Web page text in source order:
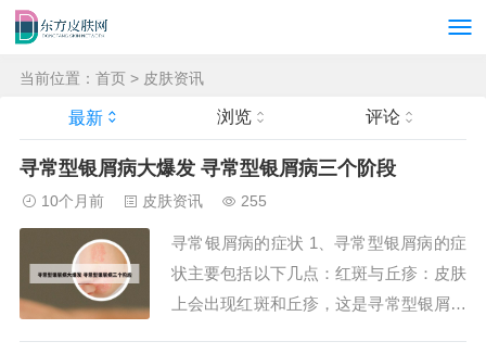
当前位置： 首页 > 皮肤资讯
最新 浏览 评论
寻常型银屑病大爆发 寻常型银屑病三个阶段
10个月前 皮肤资讯 255
寻常银屑病的症状 1、寻常型银屑病的症
状主要包括以下几点：红斑与丘疹：皮肤
上会出现红斑和丘疹，这是寻常型银屑病